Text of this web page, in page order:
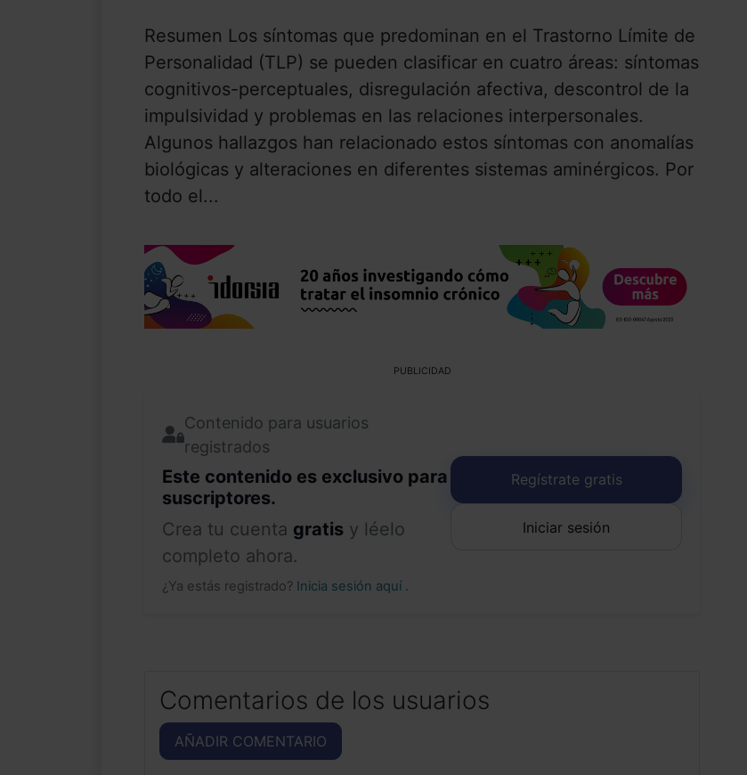
Resumen Los síntomas que predominan en el Trastorno Límite de
Personalidad (TLP) se pueden clasificar en cuatro áreas: síntomas
cognitivos-perceptuales, disregulación afectiva, descontrol de la
impulsividad y problemas en las relaciones interpersonales.
Algunos hallazgos han relacionado estos síntomas con anomalías
biológicas y alteraciones en diferentes sistemas aminérgicos. Por
todo el...
PUBLICIDAD
Contenido para usuarios
registrados
Este contenido es exclusivo para
suscriptores.
Crea tu cuenta gratis y léelo
completo ahora.
¿Ya estás registrado? Inicia sesión aquí .
Regístrate gratis
Iniciar sesión
Comentarios de los usuarios
AÑADIR COMENTARIO